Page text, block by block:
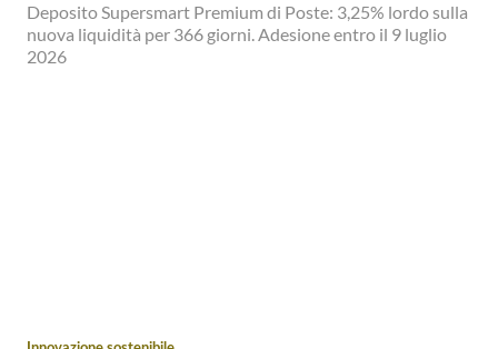
Deposito Supersmart Premium di Poste: 3,25% lordo sulla
nuova liquidità per 366 giorni. Adesione entro il 9 luglio
2026